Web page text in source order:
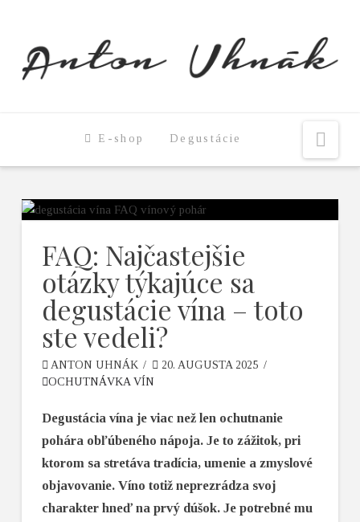
E-shop Degustácie
FAQ: Najčastejšie
otázky týkajúce sa
degustácie vína – toto
ste vedeli?
ANTON UHNÁK
20. AUGUSTA 2025
OCHUTNÁVKA VÍN
Degustácia vína je viac než len ochutnanie
pohára obľúbeného nápoja. Je to zážitok, pri
ktorom sa stretáva tradícia, umenie a zmyslové
objavovanie. Víno totiž neprezrádza svoj
charakter hneď na prvý dúšok. Je potrebné mu